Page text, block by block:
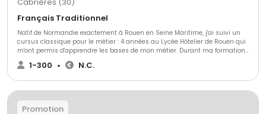
Français Traditionnel
Natif de Normandie exactement à Rouen en Seine Maritime, j'ai suivi un
cursus classique pour le métier : 4 années au Lycée Hôtelier de Rouen qui
m'ont permis d'apprendre les bases de mon métier. Durant ma formation,
j'ai pu découvrir l'ensemble du milieu de l'hôtellerie et de la restauration :
service, réception, gestion, relations commerciales, oenologie, et bien
permis de beaucoup voyager et ainsi de découvrir un grand nombre
1-300 • N.C.
Promotion